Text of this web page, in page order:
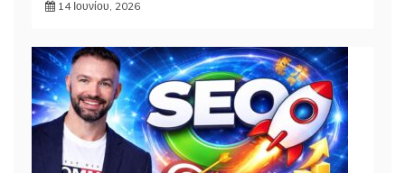
14 Ιουνίου, 2026